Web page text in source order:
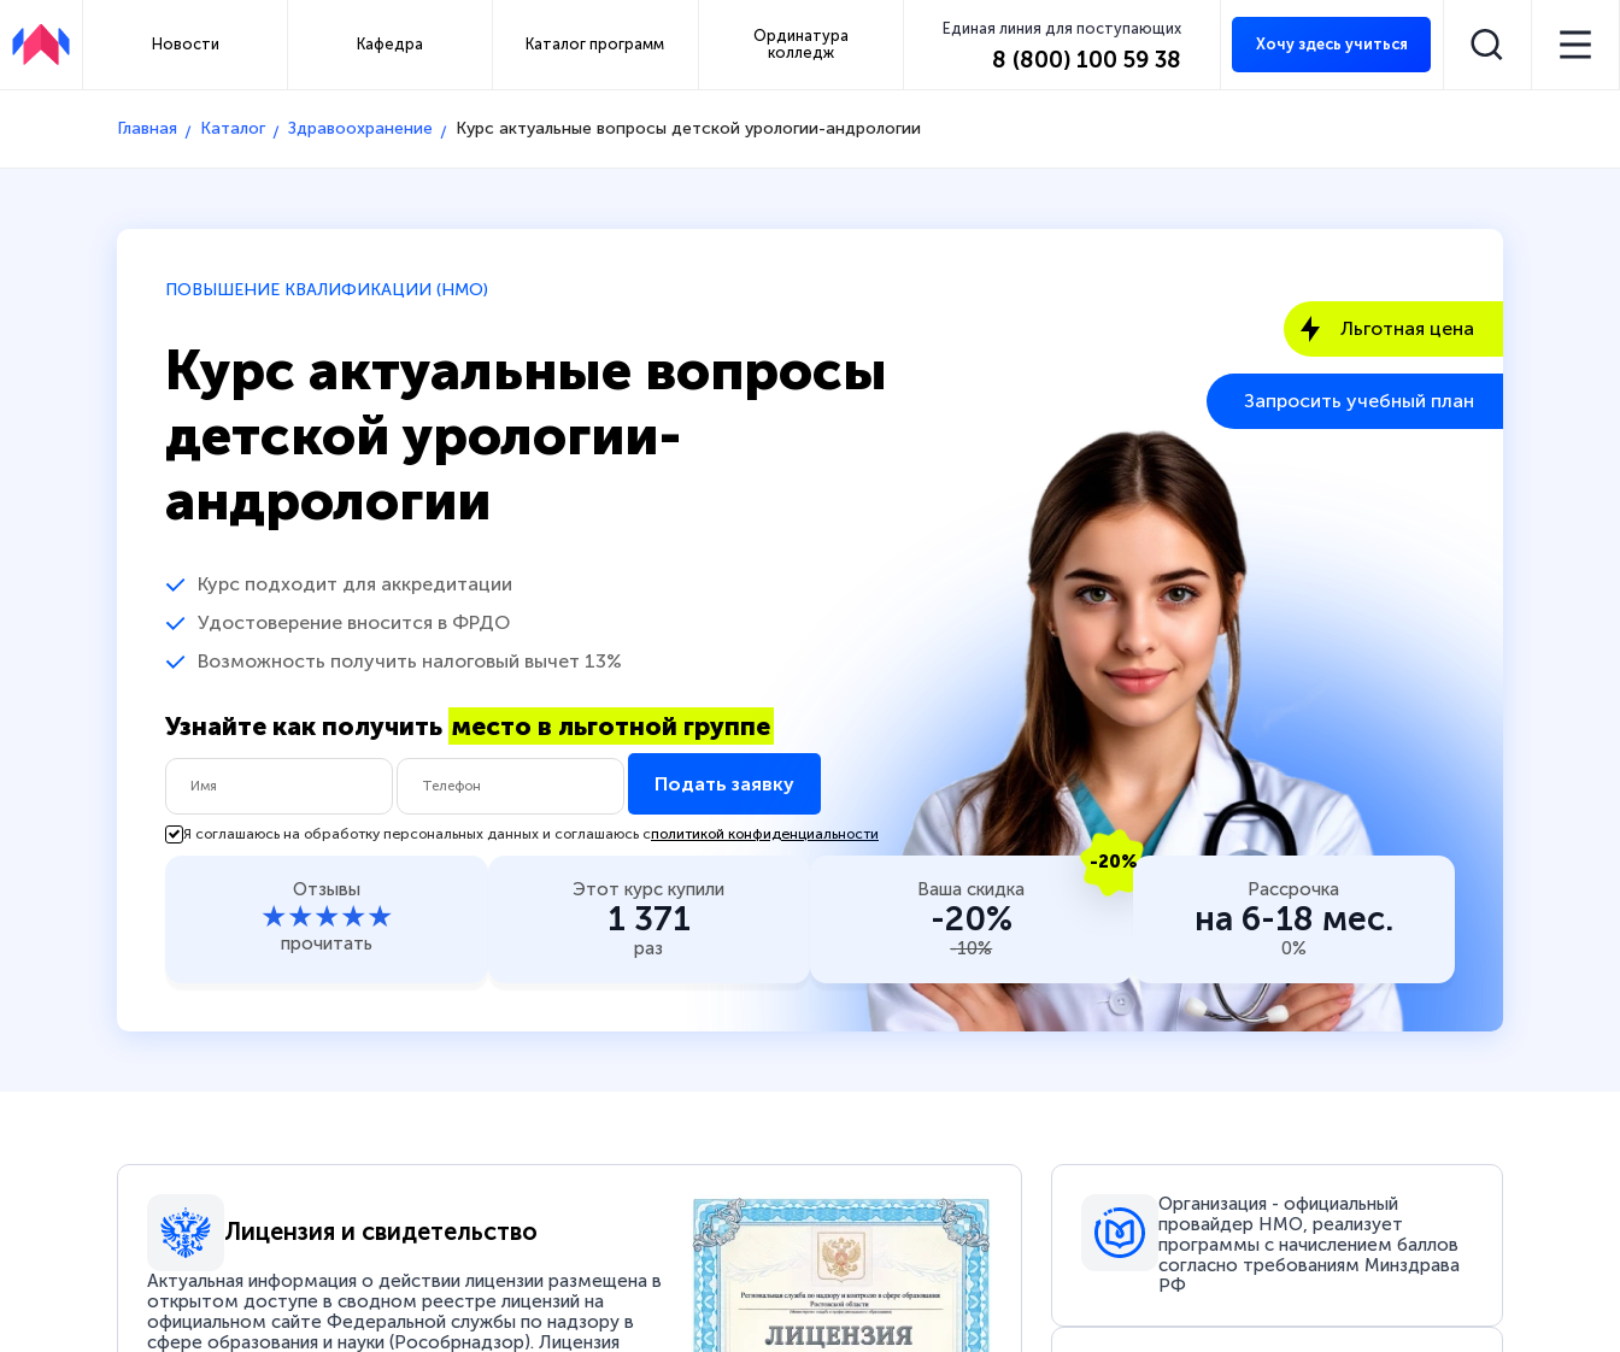
Новости Кафедра Каталог программ
Ординатура
колледж
Единая линия для поступающих
8 (800) 100 59 38
Хочу здесь учиться
Главная Каталог Здравоохранение Курс актуальные вопросы детской урологии-андрологии
ПОВЫШЕНИЕ КВАЛИФИКАЦИИ (НМО)
Курс актуальные вопросы
детской урологии-
андрологии
Курс подходит для аккредитации
Удостоверение вносится в ФРДО
Возможность получить налоговый вычет 13%
Узнайте как получить место в льготной группе
Подать заявку
Я соглашаюсь на обработку персональных данных и соглашаюсь сполитикой конфиденциальности
Льготная цена
Запросить учебный план
Отзывы
★★★★★
прочитать
Этот курс купили
1 371
раз
-20%
Ваша скидка
-20%
-10%
Рассрочка
на 6-18 мес.
0%
Лицензия и свидетельство
Актуальная информация о действии лицензии размещена в
открытом доступе в сводном реестре лицензий на
официальном сайте Федеральной службы по надзору в
сфере образования и науки (Рособрнадзор). Лицензия
Организация - официальный
провайдер НМО, реализует
программы с начислением баллов
согласно требованиям Минздрава
РФ